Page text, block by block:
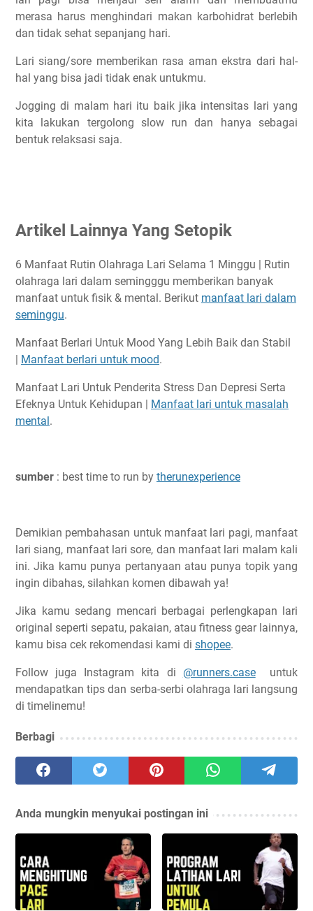
merasa harus menghindari makan karbohidrat berlebih
dan tidak sehat sepanjang hari.
Lari siang/sore memberikan rasa aman ekstra dari hal-
hal yang bisa jadi tidak enak untukmu.
Jogging di malam hari itu baik jika intensitas lari yang
kita lakukan tergolong slow run dan hanya sebagai
bentuk relaksasi saja.
Artikel Lainnya Yang Setopik
6 Manfaat Rutin Olahraga Lari Selama 1 Minggu | Rutin
olahraga lari dalam semingggu memberikan banyak
manfaat untuk fisik & mental. Berikut manfaat lari dalam
seminggu.
Manfaat Berlari Untuk Mood Yang Lebih Baik dan Stabil
Manfaat berlari untuk mood.
Manfaat Lari Untuk Penderita Stress Dan Depresi Serta
Efeknya Untuk Kehidupan |
Manfaat lari untuk masalah
mental .
sumber : best time to run by therunexperience
Demikian pembahasan untuk manfaat lari pagi, manfaat
lari siang, manfaat lari sore, dan manfaat lari malam kali
ini. Jika kamu punya pertanyaan atau punya topik yang
ingin dibahas, silahkan komen dibawah ya!
Jika kamu sedang mencari berbagai perlengkapan lari
original seperti sepatu, pakaian, atau fitness gear lainnya,
kamu bisa cek rekomendasi kami di shopee.
Follow juga Instagram kita di @runners.caseuntuk
mendapatkan tips dan serba-serbi olahraga lari langsung
di timelinemu!
Berbagi
Anda mungkin menyukai postingan ini